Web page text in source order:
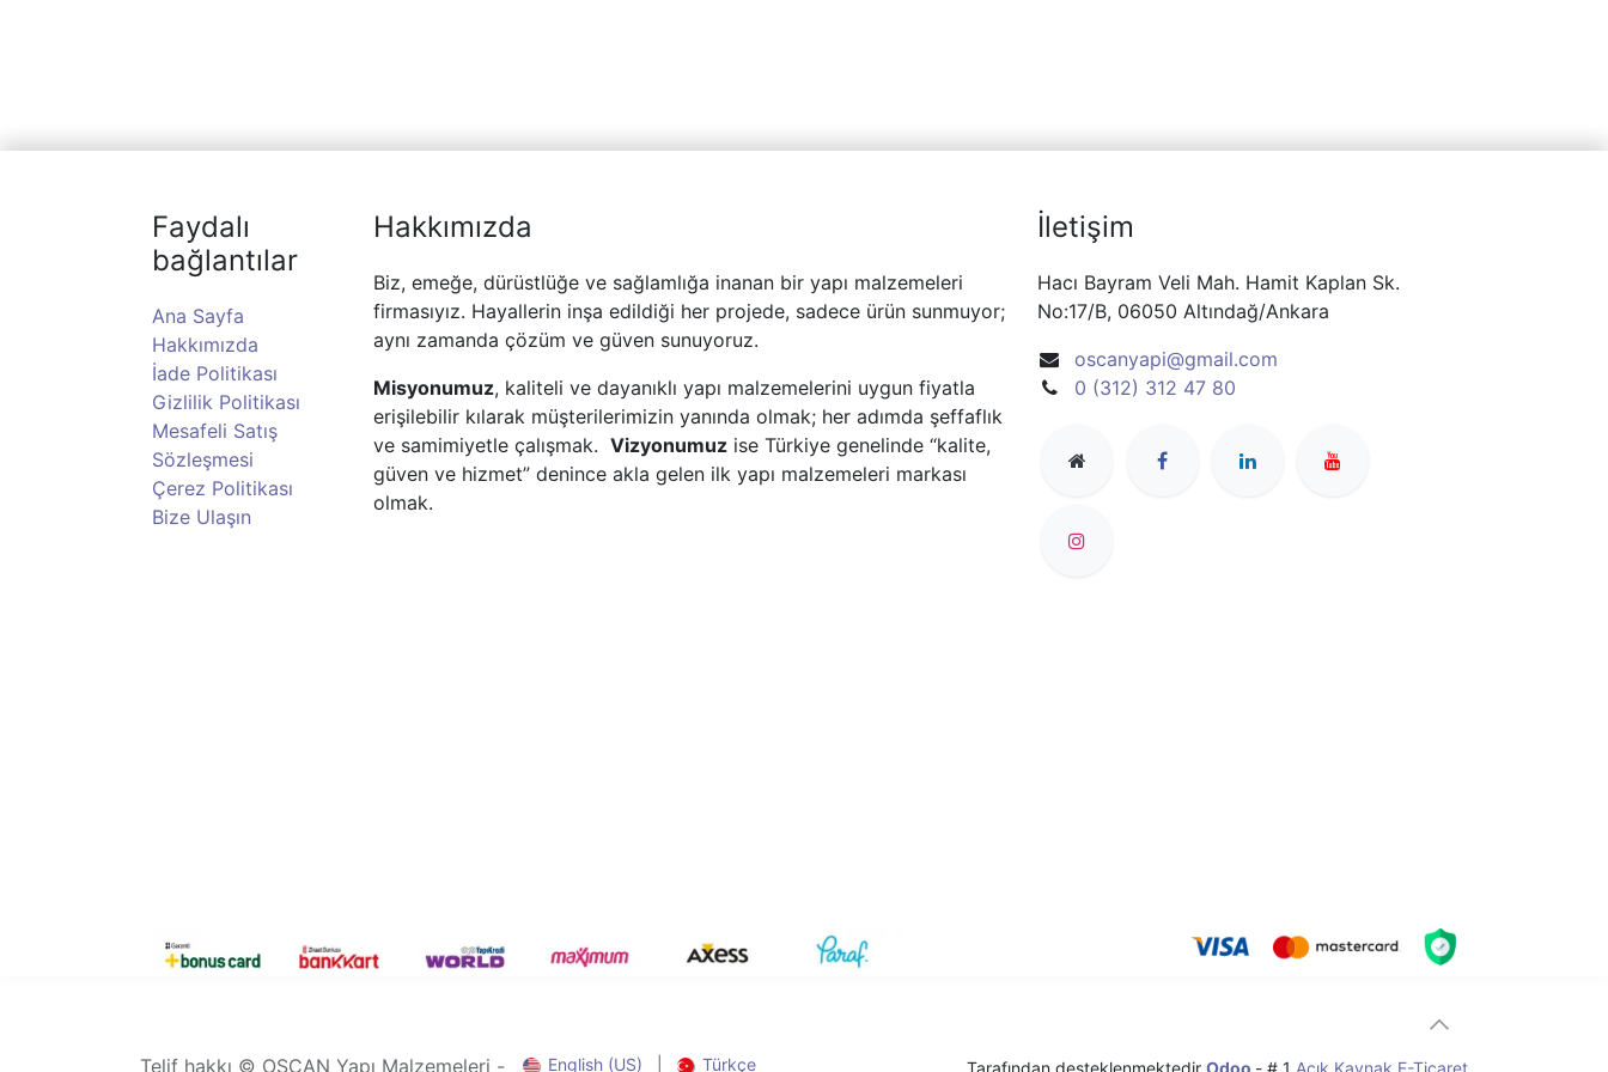
Faydalı
bağlantılar
Ana Sayfa
Hakkımızda
İade Politikası
Gizlilik Politikası
Mesafeli Satış
Sözleşmesi
Çerez Politikası
Bize Ulaşın
Hakkımızda
Biz, emeğe, dürüstlüğe ve sağlamlığa inanan bir yapı malzemeleri
firmasıyız. Hayallerin inşa edildiği her projede, sadece ürün sunmuyor;
aynı zamanda çözüm ve güven sunuyoruz.
Misyonumuz, kaliteli ve dayanıklı yapı malzemelerini uygun fiyatla
erişilebilir kılarak müşterilerimizin yanında olmak; her adımda şeffaflık
ve samimiyetle çalışmak. Vizyonumuz ise Türkiye genelinde “kalite,
güven ve hizmet” denince akla gelen ilk yapı malzemeleri markası
olmak.
İletişim
Hacı Bayram Veli Mah. Hamit Kaplan Sk.
No:17/B, 06050 Altındağ/Ankara
oscanyapi@gmail.com
0 (312) 312 47 80
Telif hakkı © OSCAN Yapı Malzemeleri - English (US) Türkçe Tarafından desteklenmektedir Odoo - # 1 Açık Kaynak E-Ticaret